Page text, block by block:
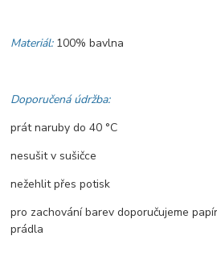
Materiál: 100% bavlna
Doporučená údržba:
prát naruby do 40 °C
nesušit v sušičce
nežehlit přes potisk
pro zachování barev doporučujeme
prádla